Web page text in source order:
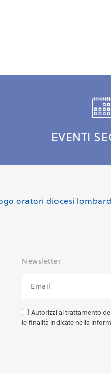
EVENTI
Newsletter
Autorizzi al trattamento
le finalità indicate nella